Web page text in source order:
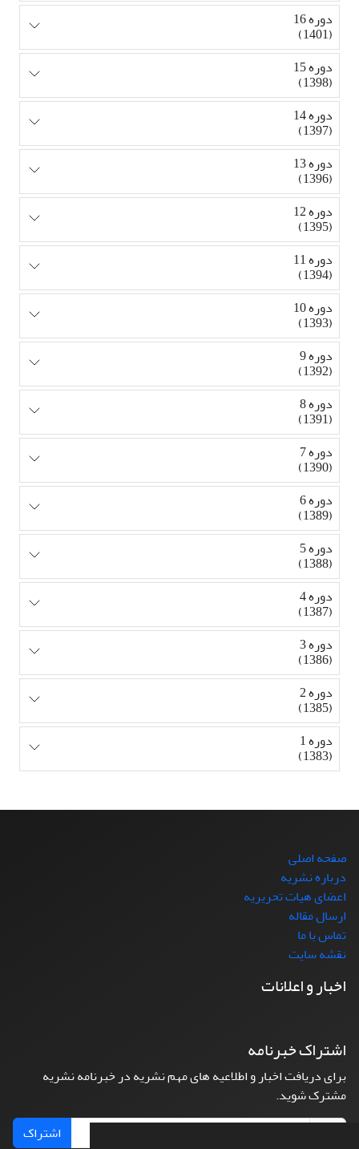
دوره 16
(1401)
دوره 15
(1398)
دوره 14
(1397)
دوره 13
(1396)
دوره 12
(1395)
دوره 11
(1394)
دوره 10
(1393)
دوره 9
(1392)
دوره 8
(1391)
دوره 7
(1390)
دوره 6
(1389)
دوره 5
(1388)
دوره 4
(1387)
دوره 3
(1386)
دوره 2
(1385)
دوره 1
(1383)
صفحه اصلی
درباره نشریه
اعضای هیات تحریریه
ارسال مقاله
تماس با ما
نقشه سایت
اخبار و اعلانات
اشتراک خبرنامه
برای دریافت اخبار و اطلاعیه های مهم نشریه در خبرنامه نشریه
مشترک شوید.
اشتراک